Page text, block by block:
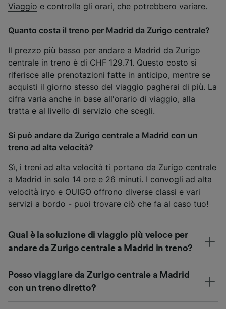
Viaggio e controlla gli orari, che potrebbero variare.
Quanto costa il treno per Madrid da Zurigo centrale?
Il prezzo più basso per andare a Madrid da Zurigo
centrale in treno è di CHF 129.71. Questo costo si
riferisce alle prenotazioni fatte in anticipo, mentre se
acquisti il giorno stesso del viaggio pagherai di più. La
cifra varia anche in base all'orario di viaggio, alla
tratta e al livello di servizio che scegli.
Si può andare da Zurigo centrale a Madrid con un
treno ad alta velocità?
Sì, i treni ad alta velocità ti portano da Zurigo centrale
a Madrid in solo 14 ore e 26 minuti. I convogli ad alta
velocità iryo e OUIGO offrono diverse classi e vari
servizi a bordo - puoi trovare ciò che fa al caso tuo!
Qual è la soluzione di viaggio più veloce per
andare da Zurigo centrale a Madrid in treno?
Posso viaggiare da Zurigo centrale a Madrid
con un treno diretto?